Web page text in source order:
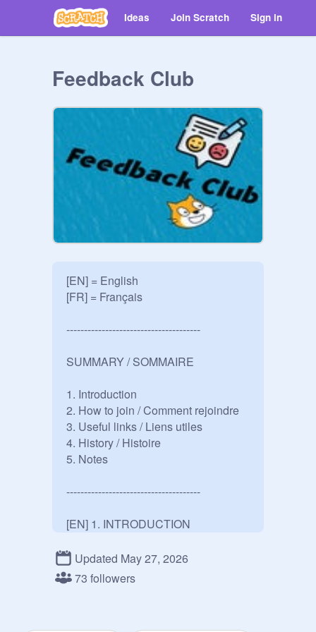
Ideas Join Scratch Sign in
Feedback Club
[EN] = English
[FR] = Français
--------------------------------------
SUMMARY / SOMMAIRE
1. Introduction
2. How to join / Comment rejoindre
3. Useful links / Liens utiles
4. History / Histoire
5. Notes
--------------------------------------
[EN] 1. INTRODUCTION
Welcome to the Feedback Club
(FBC)! This club aims to promote
Updated May 27, 2026
73 followers